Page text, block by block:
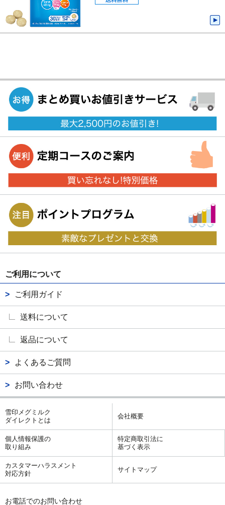
ご利用について
ご利用ガイド
送料について
返品について
よくあるご質問
お問い合わせ
雪印メグミルク
ダイレクトとは
会社概要
個人情報保護の
取り組み
特定商取引法に
基づく表示
カスタマーハラスメント
対応方針
サイトマップ
お電話でのお問い合わせ